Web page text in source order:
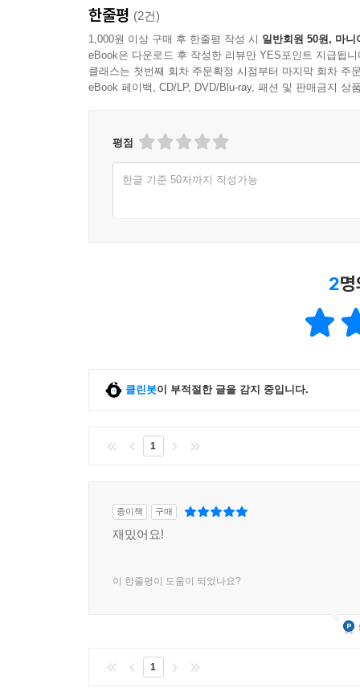
한줄평 (2건)
1,000원 이상 구매 후 한줄평 작성 시 일반회원 50원, 마니
eBook은 다운로드 후 작성한 리뷰만 YES포인트 지급됩니
클래스는 첫번째 회차 주문확정 시점부터 마지막 회차 주
eBook 페이백, CD/LP, DVD/Blu-ray, 패션 및 판매금지 상
평점
한글 기준 50자까지 작성가능
2
클린봇이 부적절한 글을 감지 중입니다.
1
종이책 구매
재밌어요!
이 한줄평이 도움이 되었나요?
1